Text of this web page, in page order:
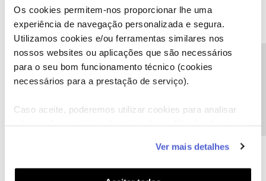
Os cookies permitem-nos proporcionar lhe uma
experiência de navegação personalizada e segura.
Utilizamos cookies e/ou ferramentas similares nos
nossos websites ou aplicações que são necessários
para o seu bom funcionamento técnico (cookies
necessários para a prestação de serviço).
Caso aceite, poderemos utilizar cookies para analisar
funcionalidades (cookies de personalização e
funcionalidade) e adaptar anúncios aos seus interesses
Ver mais detalhes
mensagem privada com a sua morada completa.
como "Melhor Resposta" e faça "Like" nos melhores comentários.